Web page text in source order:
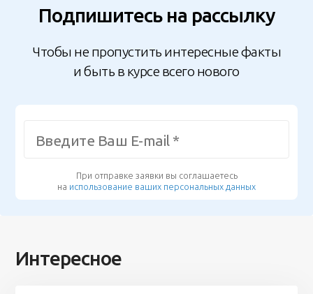
Подпишитесь на рассылку
Чтобы не пропустить интересные факты
и быть в курсе всего нового
При отправке заявки вы соглашаетесь
на использование ваших персональных данных
Интересное